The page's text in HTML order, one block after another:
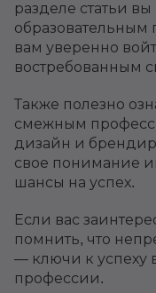
разделе статьи
образовательным
вам уверенно
востребованным
Также полезно
смежным
дизайн и
свое понимание
шансы на успех.
Если вас
помнить, что
— ключи к успеху
профессии.